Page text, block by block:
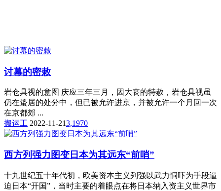
讨幕的密敕
岩仓具视的意图 庆应三年三月，因大丧的特赦，岩仓具视虽
仍在蛰居的处分中，但已被允许进京，并被允许一个月回一次
在京都郊 ...
搬运工 2022-11-213,1970
西方列强力图变日本为其远东“前哨”
十九世纪五十年代初，欧美资本主义列强以武力恫吓为手段逼
迫日本“开国”，当时主要的着眼点在将日本纳入资主义世界市